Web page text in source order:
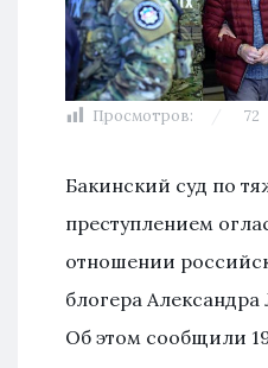
Просмотров: 72
Бакинский суд по
преступлением
отношении
блогера
Об этом сообщили